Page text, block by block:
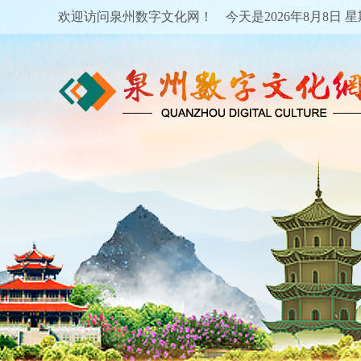
欢迎访问泉州数字文化网！ 今天是2026年8月8日